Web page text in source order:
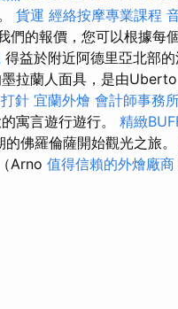
貨運 經絡按摩專業課程
們的報價，您可以根據每
得益於附近阿德里亞北部
拉蘭人面具，是由Uberto
針 宜蘭外燴 會計師事務
寓言遊行遊行。 精緻
佛羅倫薩開始觀光之旅。
Arno 值得信賴的外燴廠商